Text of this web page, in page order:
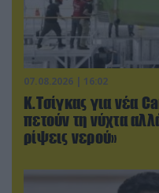
07.08.2026 | 16:02
Κ.Τσίγκας για νέα
πετούν τη νύχτα
ρίψεις νερού»